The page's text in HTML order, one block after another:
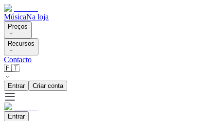
MúsicaNa loja
Preços
Recursos
Contacto
🇵🇹
Entrar Criar conta
Entrar